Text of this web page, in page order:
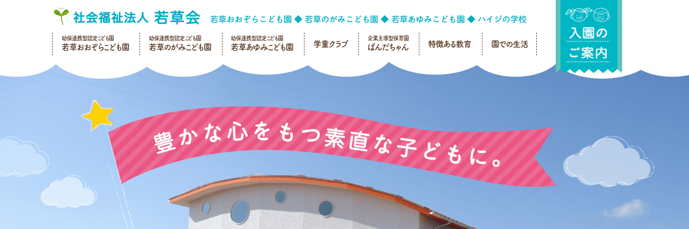
幼保連携型認定こども園
若草おおぞらこども園
幼保連携型認定こども園
若草のがみこども園
幼保連携型認定こども園
若草あゆみこども園 学童クラブ
企業主導型保育園
ぱんだちゃん 特徴ある教育 園での生活